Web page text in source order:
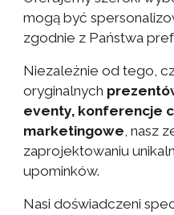
mogą być
zgodnie z Państwa
Niezależnie od tego,
oryginalnych
eventy, konferencje
marketingowe, nasz
zaprojektowaniu
upominków.
Nasi doświadczeni